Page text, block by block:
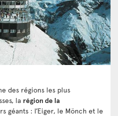
des régions les plus
la région de la
géants : l’Eiger, le Mönch et le